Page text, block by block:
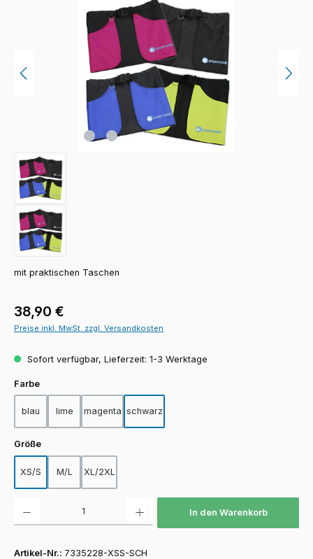
mit praktischen Taschen
Regulärer Preis:
38,90 €
Preise inkl. MwSt. zzgl. Versandkosten
Sofort verfügbar, Lieferzeit: 1-3 Werktage
Farbeauswählen
blau lime magenta schwarz
Größeauswählen
XS/S M/L XL/2XL
In den Warenkorb
Artikel-Nr.: 7335228-XSS-SCH